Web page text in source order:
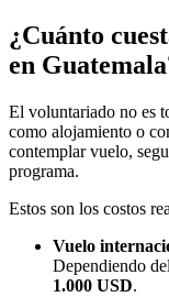
¿Cuánto
en
El voluntariado no es
como alojamiento o
contemplar vuelo,
programa.
Estos son los costos
Vuelo
Dependiendo
1.000 USD.